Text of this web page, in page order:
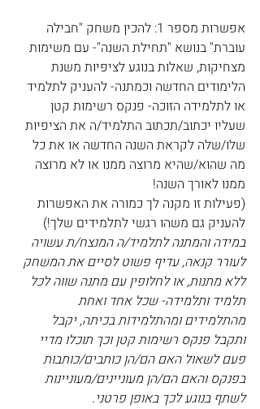
אפשרות מספר 1: להכין משחק "חבילה
עוברת" בנושא "תחילת השנה"- עם משימות
מצחיקות, שאלות בנוגע לציפיות משנת
הלימודים החדשה וכמתנה- להעניק לתלמיד
או לתלמידה הזוכה- פנקס רשימות קטן
שעליו יכתוב/תכתוב התלמיד/ה את הציפיות
שלו/שלה לקראת השנה החדשה או את כל
מה שהוא/שהיא מרוצה ממנו או לא מרוצה
ממנו לאורך השנה!
(פעילות זו מקנה לך כמורה את האפשרות
להעניק גם משהו רגשי לתלמידים שלך!)
במידה והמתנה לתלמיד/ה המנצח/ת עשויה
לעורר קנאה, עדיף פשוט לסיים את המשחק
ללא מתנות, או לחלופין עם מתנה שווה לכל
תלמיד ותלמידה- שכל אחד ואחת
מהתלמידים ומהתלמידות בכיתה, יקבל
ותקבל פנקס רשימות קטן וכך תוכלו מדיי
פעם לשאול האם הם/הן כותבים/כותבות
בפנקס והאם הם/הן מעוניינים/מעוניינות
לשתף בנוגע לכך באופן פרטני.